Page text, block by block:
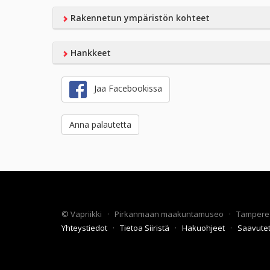
Rakennetun ympäristön kohteet
Hankkeet
Jaa Facebookissa
Anna palautetta
© Vapriikki · Pirkanmaan maakuntamuseo ·
Yhteystiedot · Tietoa Siiristä · Hakuohjeet ·